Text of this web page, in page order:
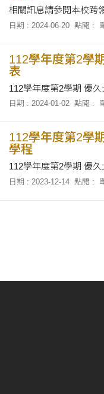
相關訊息請參閱本校跨
日期 : 2024-06-20 點閱 :
112學年度第2學
表
112學年度第2學期 優
日期 : 2024-01-02 點閱 :
112學年度第2學
學程
112學年度第2學期 優
日期 : 2023-12-14 點閱 :